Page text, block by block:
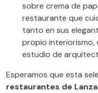
sobre crema de
restaurante que
tanto en sus
propio interiorismo,
estudio de
Esperamos que esta
restaurantes de